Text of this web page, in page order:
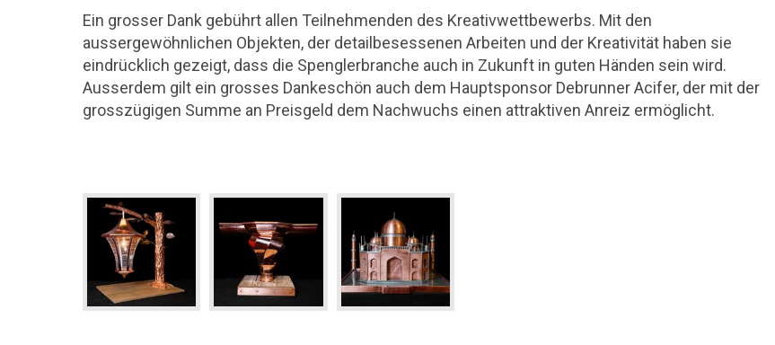
Ein grosser Dank gebührt allen Teilnehmenden des Kreativwettbewerbs. Mit den
aussergewöhnlichen Objekten, der detailbesessenen Arbeiten und der Kreativität haben sie
eindrücklich gezeigt, dass die Spenglerbranche auch in Zukunft in guten Händen sein wird.
Ausserdem gilt ein grosses Dankeschön auch dem Hauptsponsor Debrunner Acifer, der mit der
grosszügigen Summe an Preisgeld dem Nachwuchs einen attraktiven Anreiz ermöglicht.